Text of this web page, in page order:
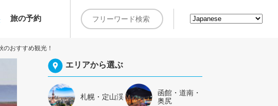
旅の予約
おすすめ観光！
エリアから選ぶ
札幌・定山渓
函館・道南・
奥尻